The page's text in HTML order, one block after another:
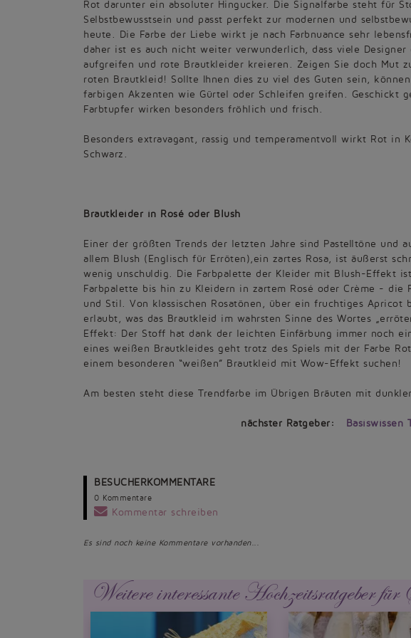
Rot darunter ein absoluter Hingucker. Die Signalfarbe steht für
Selbstbewusstsein und passt perfekt zur modernen und
heute. Die Farbe der Liebe wirkt je nach Farbnuance sehr
daher ist es auch nicht weiter verwunderlich, dass viele Designer
aufgreifen und rote Brautkleider kreieren. Zeigen Sie doch Mut
roten Brautkleid! Sollte Ihnen dies zu viel des Guten sein,
farbigen Akzenten wie Gürtel oder Schleifen greifen. Geschickt
Farbtupfer wirken besonders fröhlich und frisch.
Besonders extravagant, rassig und temperamentvoll wirkt Rot in
Schwarz.
Brautkleider in Rosé oder Blush
Einer der größten Trends der letzten Jahre sind Pastelltöne und
allem Blush (Englisch für Erröten),ein zartes Rosa, ist äußerst
wenig unschuldig. Die Farbpalette der Kleider mit Blush-Effekt
Farbpalette bis hin zu Kleidern in zartem Rosé oder Crème - die
und Stil. Von klassischen Rosatönen, über ein fruchtiges
erlaubt, was das Brautkleid im wahrsten Sinne des Wortes
Effekt: Der Stoff hat dank der leichten Einfärbung immer noch
eines weißen Brautkleides geht trotz des Spiels mit der Farbe
einem besonderen “weißen” Brautkleid mit Wow-Effekt suchen!
Am besten steht diese Trendfarbe im Übrigen Bräuten mit
nächster Ratgeber:
BESUCHERKOMMENTARE
0 Kommentare
Kommentar schreiben
Es sind noch keine Kommentare vorhanden...
Weitere interessante Hochzeitsratgeber für